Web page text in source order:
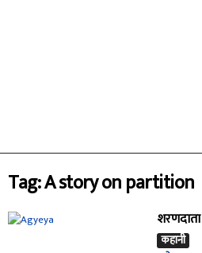
Tag: A story on partition
शरणदाता
कहानी